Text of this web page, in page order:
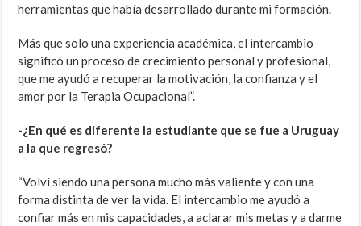
herramientas que había desarrollado durante mi formación.
Más que solo una experiencia académica, el intercambio
significó un proceso de crecimiento personal y profesional,
que me ayudó a recuperar la motivación, la confianza y el
amor por la Terapia Ocupacional”.
-¿En qué es diferente la estudiante que se fue a Uruguay
a la que regresó?
“Volví siendo una persona mucho más valiente y con una
forma distinta de ver la vida. El intercambio me ayudó a
confiar más en mis capacidades, a aclarar mis metas y a darme